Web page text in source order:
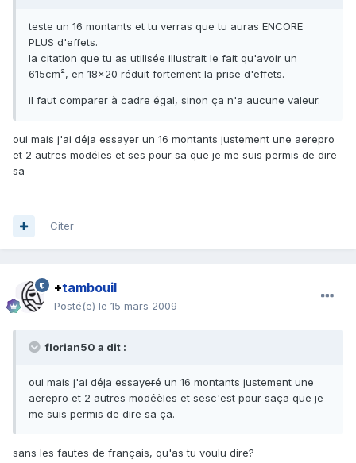
teste un 16 montants et tu verras que tu auras ENCORE
PLUS d'effets.
la citation que tu as utilisée illustrait le fait qu'avoir un
615cm², en 18x20 réduit fortement la prise d'effets.
il faut comparer à cadre égal, sinon ça n'a aucune valeur.
oui mais j'ai déja essayer un 16 montants justement une aerepro
et 2 autres modéles et ses pour sa que je me suis permis de dire
sa
Citer
+tambouil
Posté(e) le 15 mars 2009
florian50 a dit :
oui mais j'ai déja essayeré un 16 montants justement une
aerepro et 2 autres modéèles et sesc'est pour saça que je
me suis permis de dire sa ça.
sans les fautes de français, qu'as tu voulu dire?